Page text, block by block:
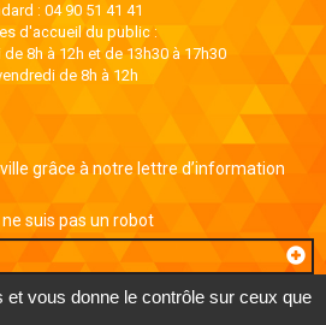
: 04 90 51 41 41
d'accueil du public :
8h à 12h et de 13h30 à 17h30
de 8h à 12h
grâce à notre lettre d’information
suis pas un robot
Email
vous donne le contrôle sur ceux que